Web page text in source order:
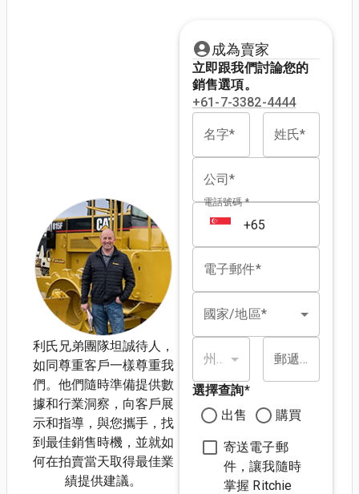
成為賣家
立即跟我們討論您的
銷售選項。
+61-7-3382-4444
名字* 姓氏*
公司*
電話號碼 *
電子郵件*
國家/地區*
州/省* 郵遞區號*
選擇查詢*
出售
購買
寄送電子郵
件，讓我隨時
掌握 Ritchie
利氏兄弟團隊坦誠待人，
如同尊重客戶一樣尊重我
們。他們隨時準備提供數
據和行業洞察，向客戶展
示和指導，與您攜手，找
到最佳銷售時機，並就如
何在拍賣當天取得最佳業
績提供建議。